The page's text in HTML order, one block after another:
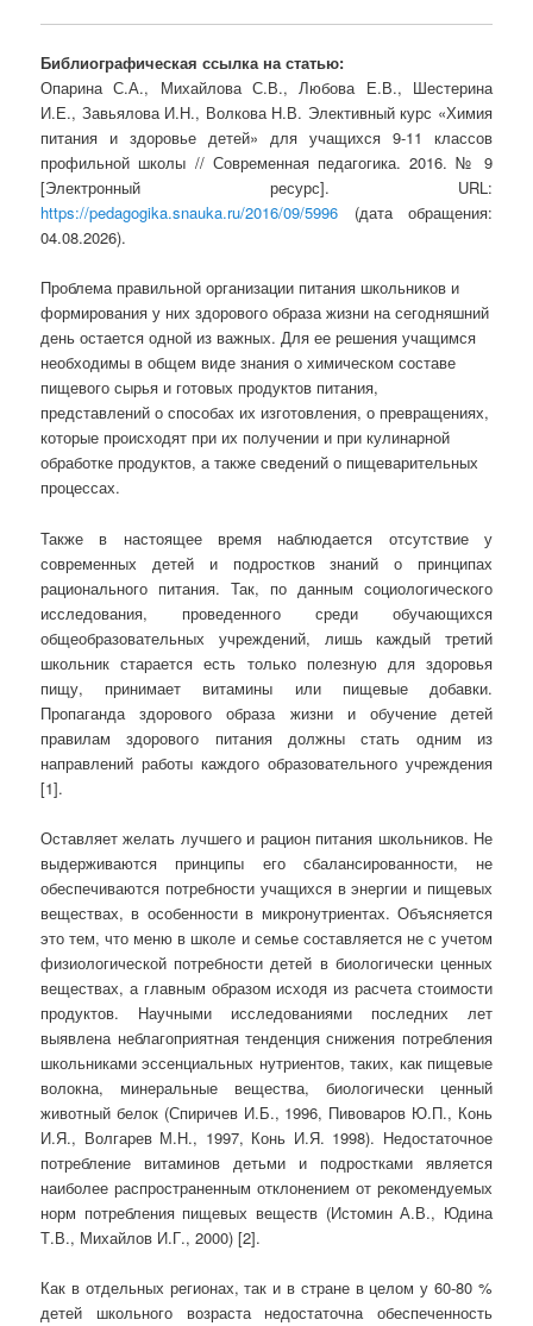
Библиографическая ссылка на статью:
Опарина С.А., Михайлова С.В., Любова Е.В., Шестерина
И.Е., Завьялова И.Н., Волкова Н.В. Элективный курс «Химия
питания и здоровье детей» для учащихся 9-11 классов
профильной школы // Современная педагогика. 2016. № 9
[Электронный ресурс]. URL:
https://pedagogika.snauka.ru/2016/09/5996 (дата обращения:
04.08.2026).
Проблема правильной организации питания школьников и
формирования у них здорового образа жизни на сегодняшний
день остается одной из важных. Для ее решения учащимся
необходимы в общем виде знания о химическом составе
пищевого сырья и готовых продуктов питания,
представлений о способах их изготовления, о превращениях,
которые происходят при их получении и при кулинарной
обработке продуктов, а также сведений о пищеварительных
процессах.
Также в настоящее время наблюдается отсутствие у
современных детей и подростков знаний о принципах
рационального питания. Так, по данным социологического
исследования, проведенного среди обучающихся
общеобразовательных учреждений, лишь каждый третий
школьник старается есть только полезную для здоровья
пищу, принимает витамины или пищевые добавки.
Пропаганда здорового образа жизни и обучение детей
правилам здорового питания должны стать одним из
направлений работы каждого образовательного учреждения
[1].
Оставляет желать лучшего и рацион питания школьников. Не
выдерживаются принципы его сбалансированности, не
обеспечиваются потребности учащихся в энергии и пищевых
веществах, в особенности в микронутриентах. Объясняется
это тем, что меню в школе и семье составляется не с учетом
физиологической потребности детей в биологически ценных
веществах, а главным образом исходя из расчета стоимости
продуктов. Научными исследованиями последних лет
выявлена неблагоприятная тенденция снижения потребления
школьниками эссенциальных нутриентов, таких, как пищевые
волокна, минеральные вещества, биологически ценный
животный белок (Спиричев И.Б., 1996, Пивоваров Ю.П., Конь
И.Я., Волгарев М.Н., 1997, Конь И.Я. 1998). Недостаточное
потребление витаминов детьми и подростками является
наиболее распространенным отклонением от рекомендуемых
норм потребления пищевых веществ (Истомин А.В., Юдина
Т.В., Михайлов И.Г., 2000) [2].
Как в отдельных регионах, так и в стране в целом у 60-80 %
детей школьного возраста недостаточна обеспеченность